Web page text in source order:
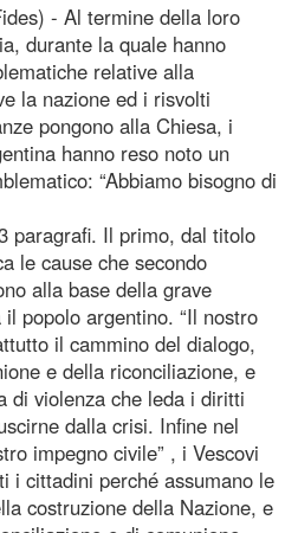
- Al termine della loro
durante la quale hanno
relative alla
la nazione ed i risvolti
pongono alla Chiesa, i
hanno reso noto un
“Abbiamo bisogno di
paragrafi. Il primo, dal titolo
le cause che secondo
alla base della grave
popolo argentino. “Il nostro
il cammino del dialogo,
e della riconciliazione, e
di violenza che leda i diritti
dalla crisi. Infine nel
impegno civile” , i Vescovi
i cittadini perché assumano le
costruzione della Nazione, e